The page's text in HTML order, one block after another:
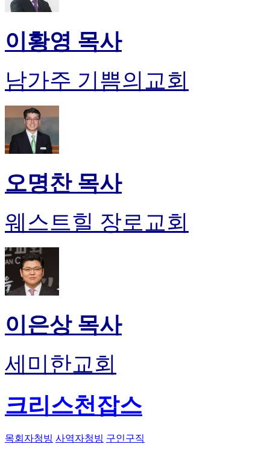
이황영 목사
남가주 기쁨의교회
오명찬 목사
웨스트힐 장로교회
이은상 목사
세미한교회
크리스천잡스
목회자청빙 사역자청빙 구인구직